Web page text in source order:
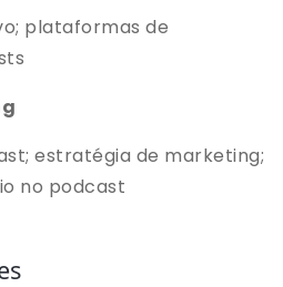
plataformas de
estratégia de marketing;
no podcast